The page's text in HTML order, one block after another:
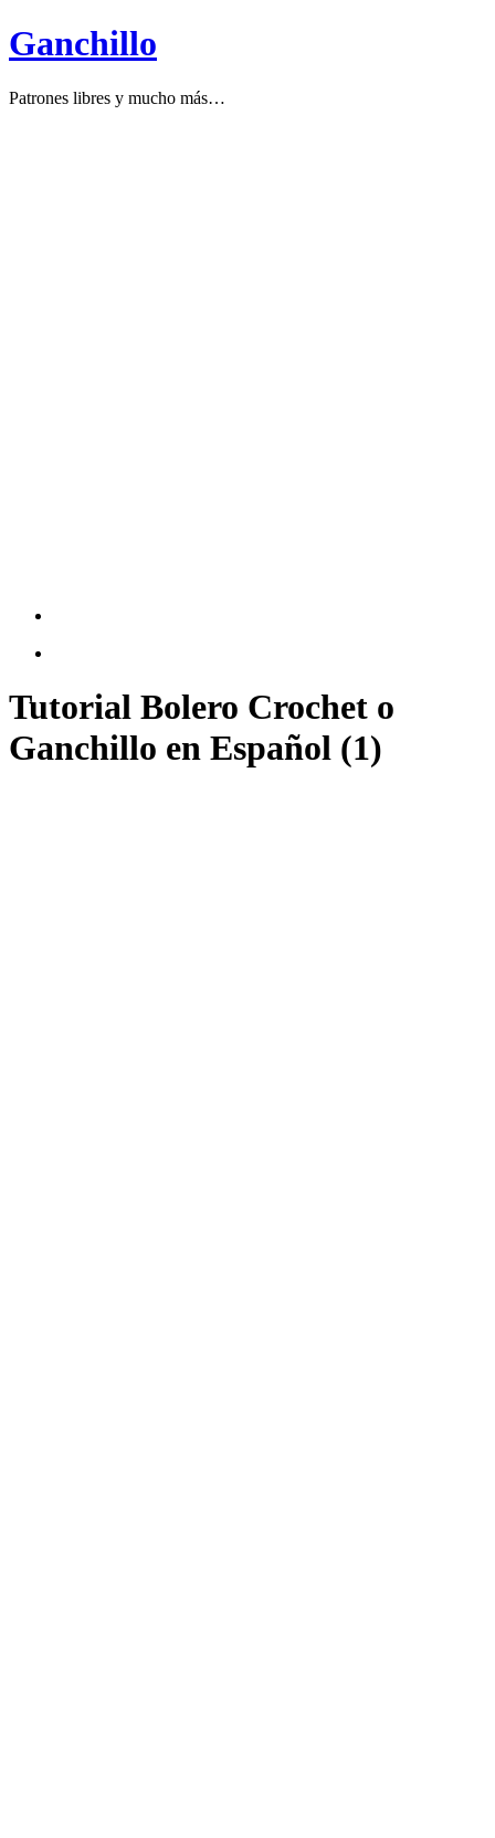
Ganchillo
Patrones libres y mucho más…
Tutorial Bolero Crochet o
Ganchillo en Español (1)